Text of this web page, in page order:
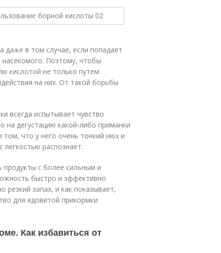
даже в том случае, если попадает
Поэтому, чтобы
кислотой не только путем
на них. От такой борьбы
всегда испытывает чувство
на дегустацию какой-либо приманки
что у него очень тонкий нюх и
легкостью распознает.
продукты с более сильным и
быстро и эффективно
резкий запах, и как показывает,
для ядовитой прикормки
Как избавиться от